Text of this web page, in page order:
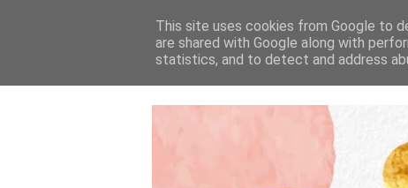
This site uses cookies from Google to
are shared with Google along with
statistics, and to detect and address